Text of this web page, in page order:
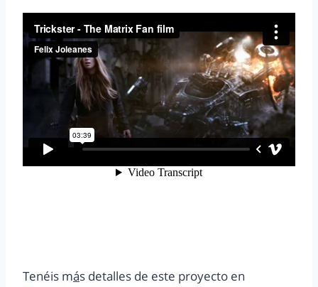
Tenéis más detalles de este proyecto en